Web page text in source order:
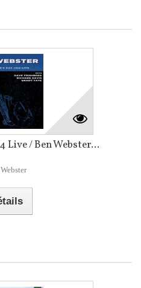
Live / Ben Webster...